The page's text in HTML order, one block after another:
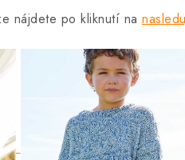
nájdete po kliknutí na